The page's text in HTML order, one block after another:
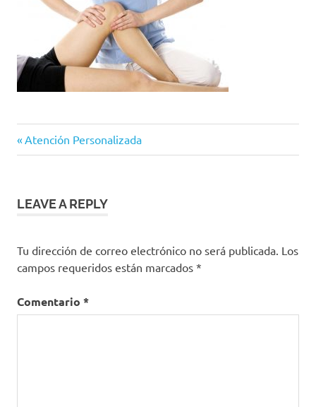
Navegación
entradas
Previous
Post:
Atención Personalizada
LEAVE A REPLY
Tu dirección de correo electrónico no será publicada. Los
campos requeridos están marcados *
Comentario *